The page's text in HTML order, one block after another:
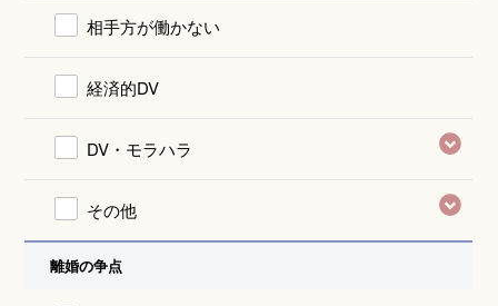
相手方が働かない
経済的DV
DV・モラハラ
その他
離婚の争点